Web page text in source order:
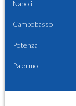
Napoli
Campobasso
Potenza
Palermo